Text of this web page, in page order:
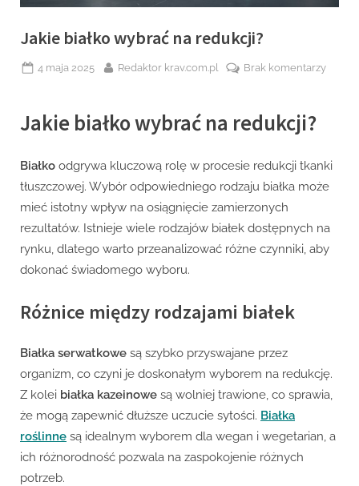
Jakie białko wybrać na redukcji?
Posted
4 maja 2025 By
Redaktor krav.com.pl Brak komentarzydo
Jakie białko wybrać na redukcji?
Białko odgrywa kluczową rolę w procesie redukcji tkanki
tłuszczowej. Wybór odpowiedniego rodzaju białka może
mieć istotny wpływ na osiągnięcie zamierzonych
rezultatów. Istnieje wiele rodzajów białek dostępnych na
rynku, dlatego warto przeanalizować różne czynniki, aby
dokonać świadomego wyboru.
Różnice między rodzajami białek
Białka serwatkowe są szybko przyswajane przez
organizm, co czyni je doskonałym wyborem na redukcję.
Z kolei białka kazeinowe są wolniej trawione, co sprawia,
że mogą zapewnić dłuższe uczucie sytości. Białka
roślinne są idealnym wyborem dla wegan i wegetarian, a
ich różnorodność pozwala na zaspokojenie różnych
potrzeb.